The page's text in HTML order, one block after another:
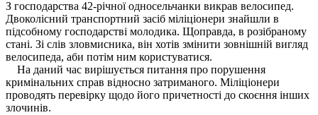
З господарства 42-річної односельчанки викрав велосипед.
Двоколісний транспортний засіб міліціонери знайшли в
підсобному господарстві молодика. Щоправда, в розібраному
стані. Зі слів зловмисника, він хотів змінити зовнішній вигляд
велосипеда, аби потім ним користуватися.
На даний час вирішується питання про порушення
кримінальних справ відносно затриманого. Міліціонери
проводять перевірку щодо його причетності до скоєння інших
злочинів.